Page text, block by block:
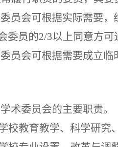
员会可根据实际需要
委员的2/3以上同意方可
员会可根据需要成立临
术委员会的主要职责。
校教育教学、科学研究